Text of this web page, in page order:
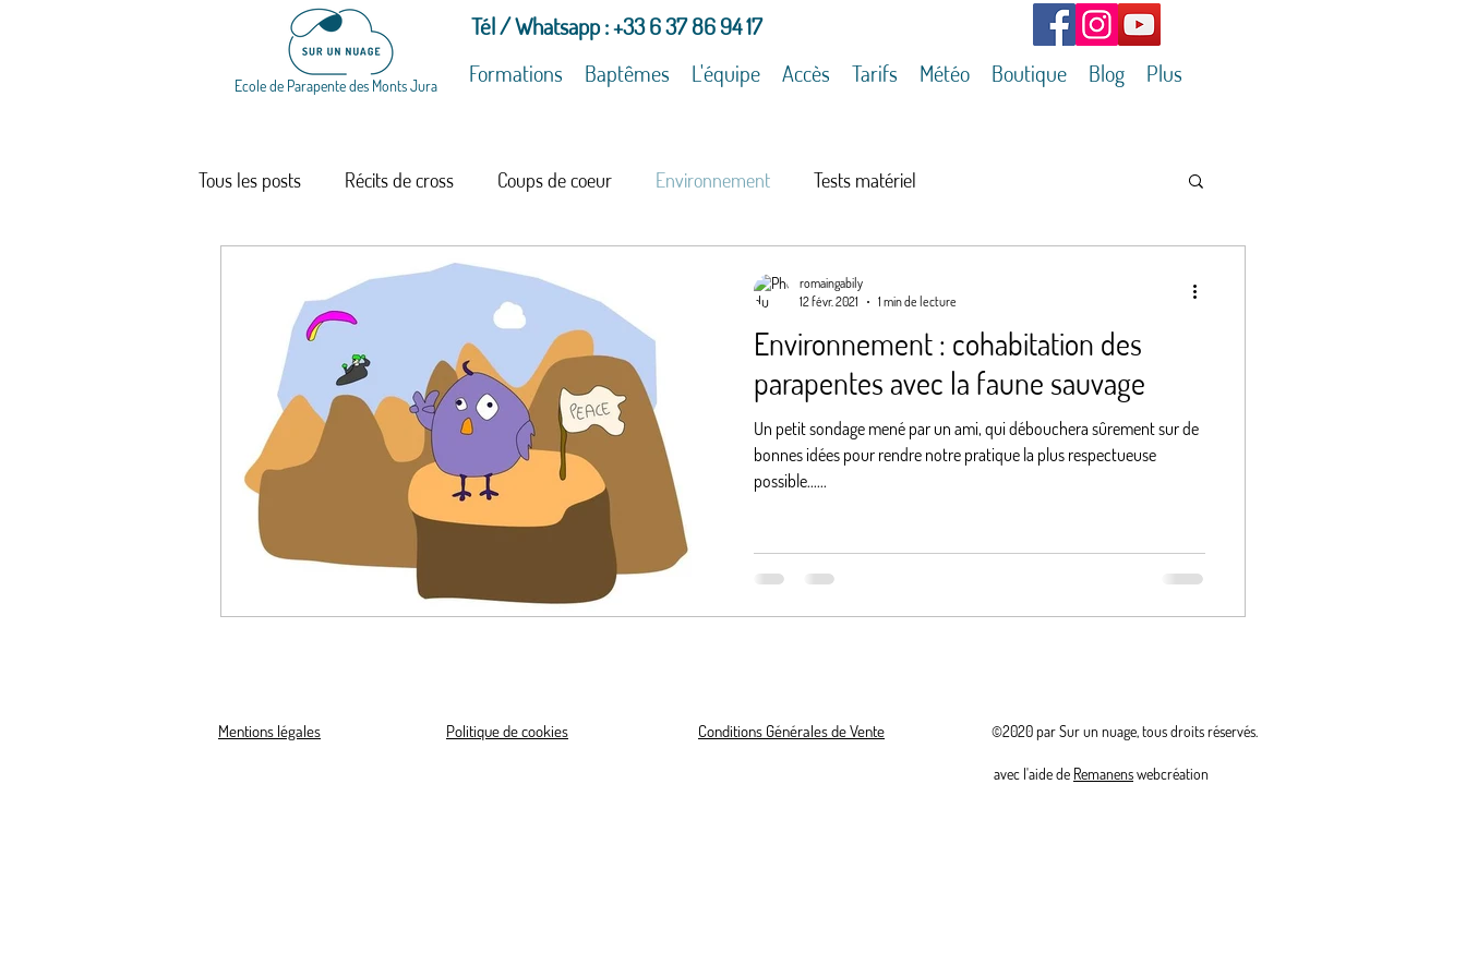
Ecole de Parapente des Monts Jura
Tél / Whatsapp : +33 6 37 86 94 17
Formations Baptêmes L'équipe Accès Tarifs Météo Boutique Blog Plus
Tous les posts Récits de cross Coups de coeur Environnement Tests matériel
Environnement : cohabitation des
parapentes avec la faune sauvage
Un petit sondage mené par un ami, qui débouchera sûrement sur de
bonnes idées pour rendre notre pratique la plus respectueuse
possible......
romaingabily
12 févr. 2021
1 min de lecture
Mentions légales Politique de cookies Conditions Générales de Vente ©2020 par Sur un nuage, tous droits réservés.
avec l'aide de Remanenswebcréation